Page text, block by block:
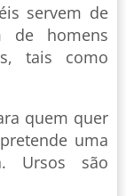
servem de
de homens
tais como
quem quer
uma
Ursos são